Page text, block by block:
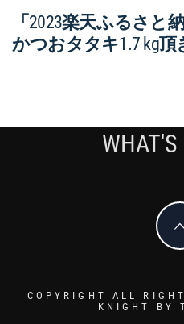
「2023楽天ふるさと
かつおタタキ1.7 kg頂
COPYRIGHT ALL
KNIGHT BY